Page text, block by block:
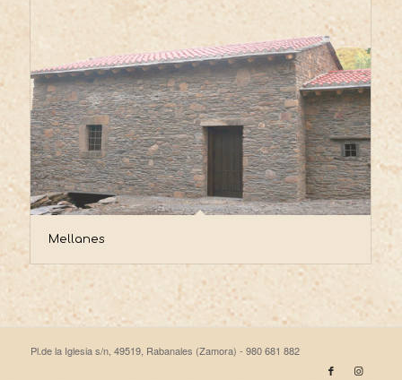
Mellanes
Pl.de la Iglesia s/n, 49519, Rabanales (Zamora) - 980 681 882